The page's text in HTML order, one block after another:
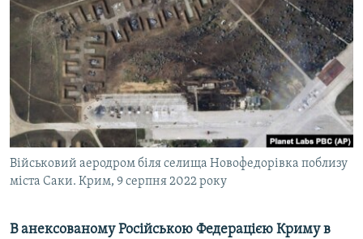
ДЕПОРТАЦІЯ
ВІДЕОУРОКИ «ELIFBE»
СВІДЧЕННЯ ОКУПАЦІЇ
УКРАЇНСЬКА ПРОБЛЕМА КРИМУ
ІНФОГРАФІКА
ЯК ОБІЙТИ БЛОКУВАННЯ
Русский
Qırımtatar
ДОЛУЧАЙСЯ!
Військовий аеродром біля селища Новофедорівка поблизу
міста Саки. Крим, 9 серпня 2022 року
В анексованому Російською Федерацією Криму в